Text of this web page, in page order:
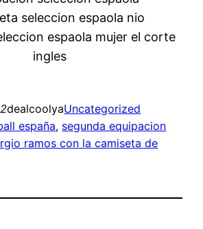
dealcoolyaUncategorized
españa, segunda equipacion
ramos con la camiseta de